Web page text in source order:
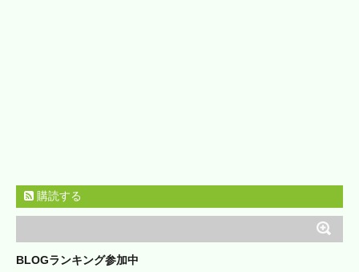
購読する
BLOGランキング参加中